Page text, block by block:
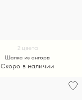
2 цвета
Шапка из ангоры
Скоро в наличии